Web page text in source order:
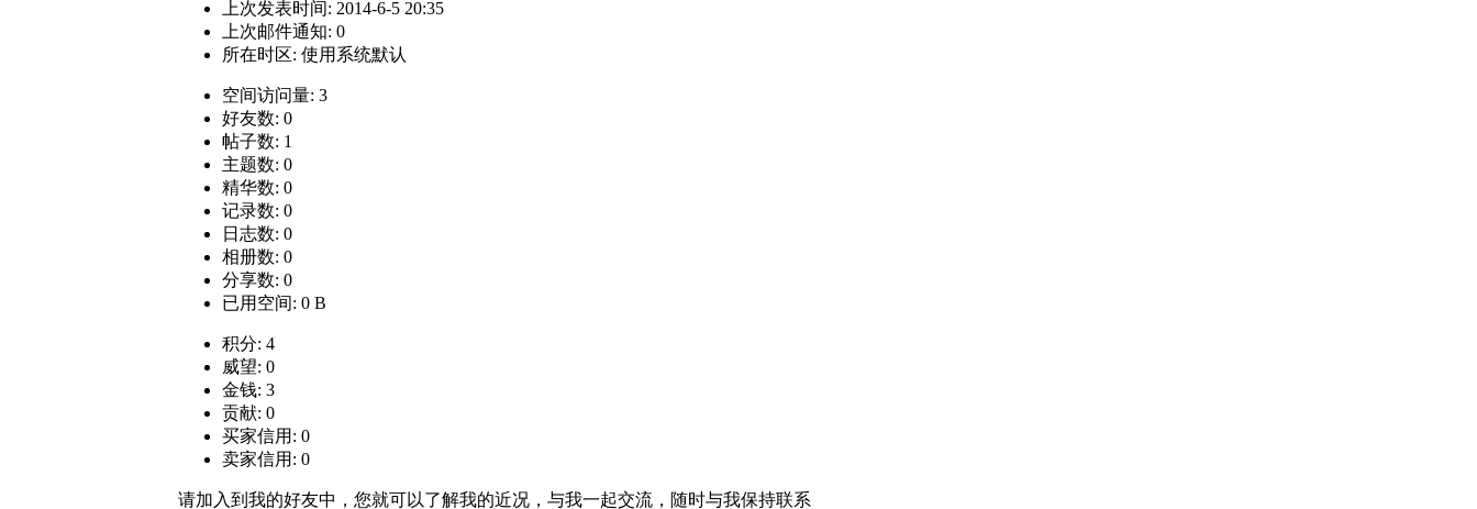
上次发表时间: 2014-6-5 20:35
上次邮件通知: 0
所在时区: 使用系统默认
空间访问量: 3
好友数: 0
帖子数: 1
主题数: 0
精华数: 0
记录数: 0
日志数: 0
相册数: 0
分享数: 0
已用空间: 0 B
积分: 4
威望: 0
金钱: 3
贡献: 0
买家信用: 0
卖家信用: 0
请加入到我的好友中，您就可以了解我的近况，与我一起交流，随时与我保持联系